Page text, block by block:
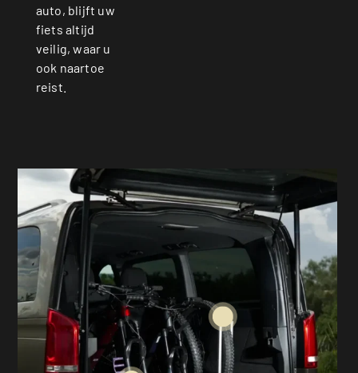
auto, blijft uw
fiets altijd
veilig, waar u
ook naartoe
reist.